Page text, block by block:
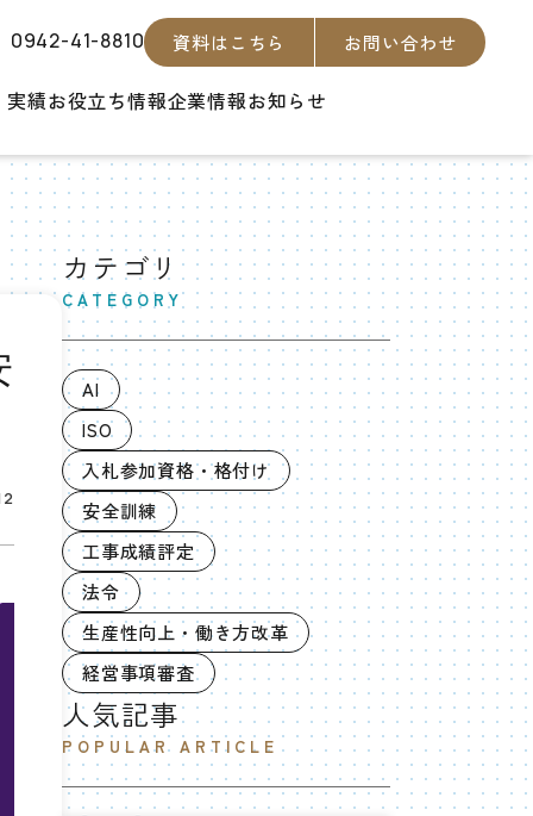
0942-41-8810 資料はこちら お問い合わせ
実績お役立ち情報企業情報お知らせ
カテゴリ
CATEGORY
AI
ISO
入札参加資格・格付け
安全訓練
工事成績評定
法令
生産性向上・働き方改革
経営事項審査
人気記事
POPULAR ARTICLE